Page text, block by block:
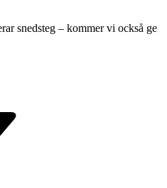
snedsteg – kommer vi också ge